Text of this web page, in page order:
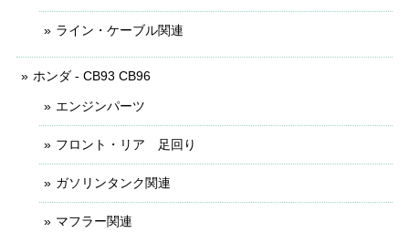
ライン・ケーブル関連
ホンダ - CB93 CB96
エンジンパーツ
フロント・リア 足回り
ガソリンタンク関連
マフラー関連